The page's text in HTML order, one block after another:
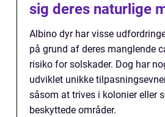
sig deres naturlige
Albino dyr har visse
på grund af deres manglende
risiko for solskader. Dog har
udviklet unikke
såsom at trives i kolonier eller
beskyttede områder.